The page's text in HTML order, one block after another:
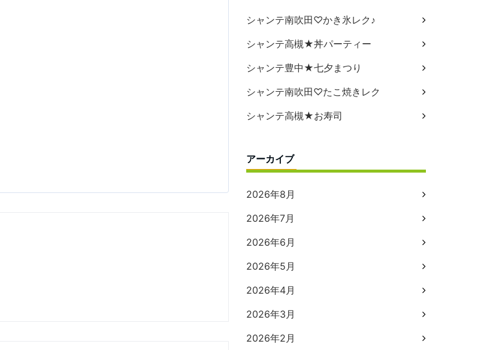
シャンテ南吹田♡かき氷レク♪
シャンテ高槻★丼パーティー
シャンテ豊中★七夕まつり
シャンテ南吹田♡たこ焼きレク
シャンテ高槻★お寿司
アーカイブ
2026年8月
2026年7月
2026年6月
2026年5月
2026年4月
2026年3月
2026年2月